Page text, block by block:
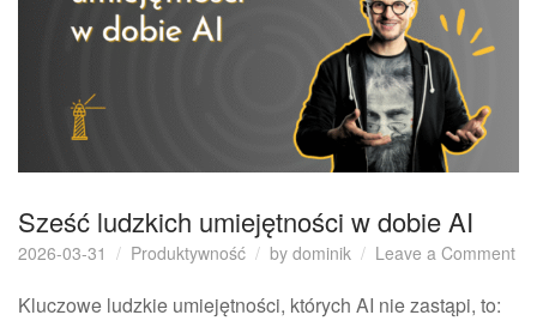
Sześć ludzkich umiejętności w dobie AI
2026-03-31 Produktywność by dominik Leave a Commenton
Kluczowe ludzkie umiejętności, których AI nie zastąpi, to: